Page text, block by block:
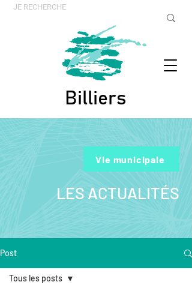
Billiers
Vie municipale
LES ACTUALITÉS
Post
Tous les posts